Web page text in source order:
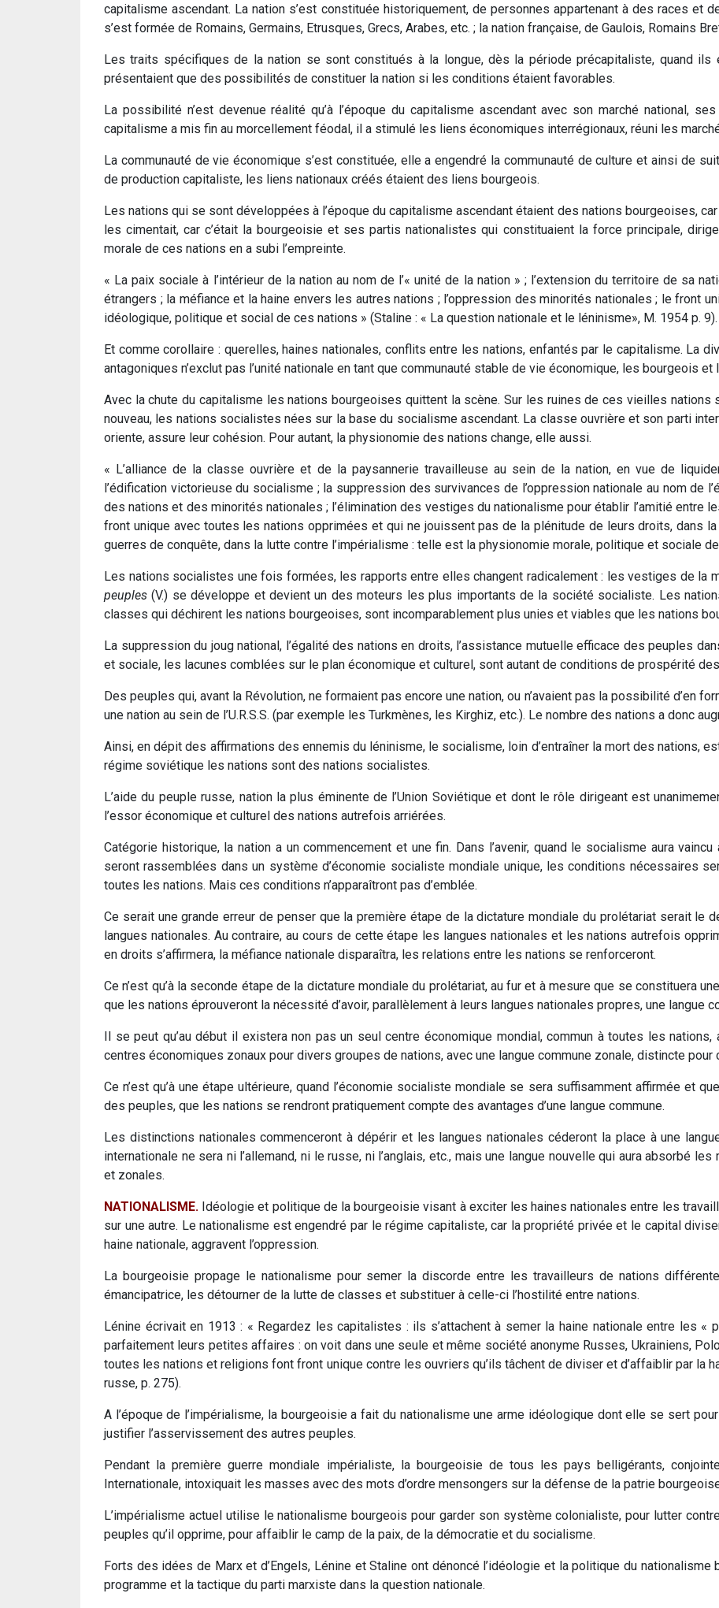
capitalisme ascendant. La nation s’est constituée historiquement, de personnes appartenant à des races et
s’est formée de Romains, Germains, Etrusques, Grecs, Arabes, etc. ; la nation française, de Gaulois, Romains
Les traits spécifiques de la nation se sont constitués à la longue, dès la période précapitaliste, quand ils
présentaient que des possibilités de constituer la nation si les conditions étaient favorables.
La possibilité n’est devenue réalité qu’à l’époque du capitalisme ascendant avec son marché national,
capitalisme a mis fin au morcellement féodal, il a stimulé les liens économiques interrégionaux, réuni les
La communauté de vie économique s’est constituée, elle a engendré la communauté de culture et ainsi de
de production capitaliste, les liens nationaux créés étaient des liens bourgeois.
Les nations qui se sont développées à l’époque du capitalisme ascendant étaient des nations bourgeoises,
les cimentait, car c’était la bourgeoisie et ses partis nationalistes qui constituaient la force principale,
morale de ces nations en a subi l’empreinte.
« La paix sociale à l’intérieur de la nation au nom de l’« unité de la nation » ; l’extension du territoire de sa
étrangers ; la méfiance et la haine envers les autres nations ; l’oppression des minorités nationales ; le front
idéologique, politique et social de ces nations » (Staline : « La question nationale et le léninisme», M. 1954 p. 9).
Et comme corollaire : querelles, haines nationales, conflits entre les nations, enfantés par le capitalisme. La
antagoniques n’exclut pas l’unité nationale en tant que communauté stable de vie économique, les bourgeois
Avec la chute du capitalisme les nations bourgeoises quittent la scène. Sur les ruines de ces vieilles nations
nouveau, les nations socialistes nées sur la base du socialisme ascendant. La classe ouvrière et son parti
oriente, assure leur cohésion. Pour autant, la physionomie des nations change, elle aussi.
« L’alliance de la classe ouvrière et de la paysannerie travailleuse au sein de la nation, en vue de
l’édification victorieuse du socialisme ; la suppression des survivances de l’oppression nationale au nom de
des nations et des minorités nationales ; l’élimination des vestiges du nationalisme pour établir l’amitié entre
front unique avec toutes les nations opprimées et qui ne jouissent pas de la plénitude de leurs droits, dans
guerres de conquête, dans la lutte contre l’impérialisme : telle est la physionomie morale, politique et sociale
Les nations socialistes une fois formées, les rapports entre elles changent radicalement : les vestiges de la
peuples (V.) se développe et devient un des moteurs les plus importants de la société socialiste. Les
classes qui déchirent les nations bourgeoises, sont incomparablement plus unies et viables que les nations
La suppression du joug national, l’égalité des nations en droits, l’assistance mutuelle efficace des peuples
et sociale, les lacunes comblées sur le plan économique et culturel, sont autant de conditions de prospérité
Des peuples qui, avant la Révolution, ne formaient pas encore une nation, ou n’avaient pas la possibilité d’en
une nation au sein de l’U.R.S.S. (par exemple les Turkmènes, les Kirghiz, etc.). Le nombre des nations a donc
Ainsi, en dépit des affirmations des ennemis du léninisme, le socialisme, loin d’entraîner la mort des nations,
régime soviétique les nations sont des nations socialistes.
L’aide du peuple russe, nation la plus éminente de l’Union Soviétique et dont le rôle dirigeant est
l’essor économique et culturel des nations autrefois arriérées.
Catégorie historique, la nation a un commencement et une fin. Dans l’avenir, quand le socialisme aura
seront rassemblées dans un système d’économie socialiste mondiale unique, les conditions nécessaires
toutes les nations. Mais ces conditions n’apparaîtront pas d’emblée.
Ce serait une grande erreur de penser que la première étape de la dictature mondiale du prolétariat serait le
langues nationales. Au contraire, au cours de cette étape les langues nationales et les nations autrefois
en droits s’affirmera, la méfiance nationale disparaîtra, les relations entre les nations se renforceront.
Ce n’est qu’à la seconde étape de la dictature mondiale du prolétariat, au fur et à mesure que se constituera
que les nations éprouveront la nécessité d’avoir, parallèlement à leurs langues nationales propres, une langue
Il se peut qu’au début il existera non pas un seul centre économique mondial, commun à toutes les nations,
centres économiques zonaux pour divers groupes de nations, avec une langue commune zonale, distincte pour
Ce n’est qu’à une étape ultérieure, quand l’économie socialiste mondiale se sera suffisamment affirmée et
des peuples, que les nations se rendront pratiquement compte des avantages d’une langue commune.
Les distinctions nationales commenceront à dépérir et les langues nationales céderont la place à une
internationale ne sera ni l’allemand, ni le russe, ni l’anglais, etc., mais une langue nouvelle qui aura absorbé
et zonales.
NATIONALISME. Idéologie et politique de la bourgeoisie visant à exciter les haines nationales entre les
sur une autre. Le nationalisme est engendré par le régime capitaliste, car la propriété privée et le capital
haine nationale, aggravent l’oppression.
La bourgeoisie propage le nationalisme pour semer la discorde entre les travailleurs de nations
émancipatrice, les détourner de la lutte de classes et substituer à celle-ci l’hostilité entre nations.
Lénine écrivait en 1913 : « Regardez les capitalistes : ils s’attachent à semer la haine nationale entre les
parfaitement leurs petites affaires : on voit dans une seule et même société anonyme Russes, Ukrainiens,
toutes les nations et religions font front unique contre les ouvriers qu’ils tâchent de diviser et d’affaiblir par la
russe, p. 275).
A l’époque de l’impérialisme, la bourgeoisie a fait du nationalisme une arme idéologique dont elle se sert
justifier l’asservissement des autres peuples.
Pendant la première guerre mondiale impérialiste, la bourgeoisie de tous les pays belligérants,
Internationale, intoxiquait les masses avec des mots d’ordre mensongers sur la défense de la patrie
L’impérialisme actuel utilise le nationalisme bourgeois pour garder son système colonialiste, pour lutter
peuples qu’il opprime, pour affaiblir le camp de la paix, de la démocratie et du socialisme.
Forts des idées de Marx et d’Engels, Lénine et Staline ont dénoncé l’idéologie et la politique du
programme et la tactique du parti marxiste dans la question nationale.